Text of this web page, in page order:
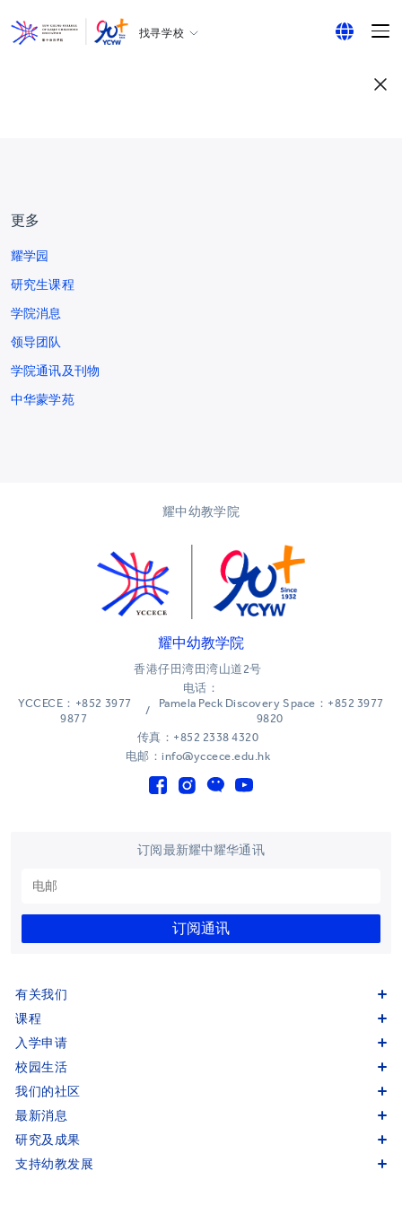
找寻学校
更多
耀学园
研究生课程
学院消息
领导团队
学院通讯及刊物
中华蒙学苑
耀中幼教学院
耀中幼教学院
香港仔田湾田湾山道2号
电话：
YCCECE：+852 3977
9877
/
Pamela Peck Discovery Space：+852 3977
9820
传真：+852 2338 4320
电邮：info@yccece.edu.hk
订阅最新耀中耀华通讯
订阅通讯
有关我们
课程
入学申请
校园生活
我们的社区
最新消息
研究及成果
支持幼教发展